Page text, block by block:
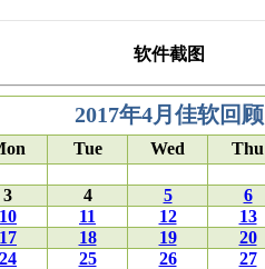
软件截图
2017年4月佳软回顾
Tue Wed Thu
3 4 5 6
10 11 12 13
17 18 19 20
24 25 26 27